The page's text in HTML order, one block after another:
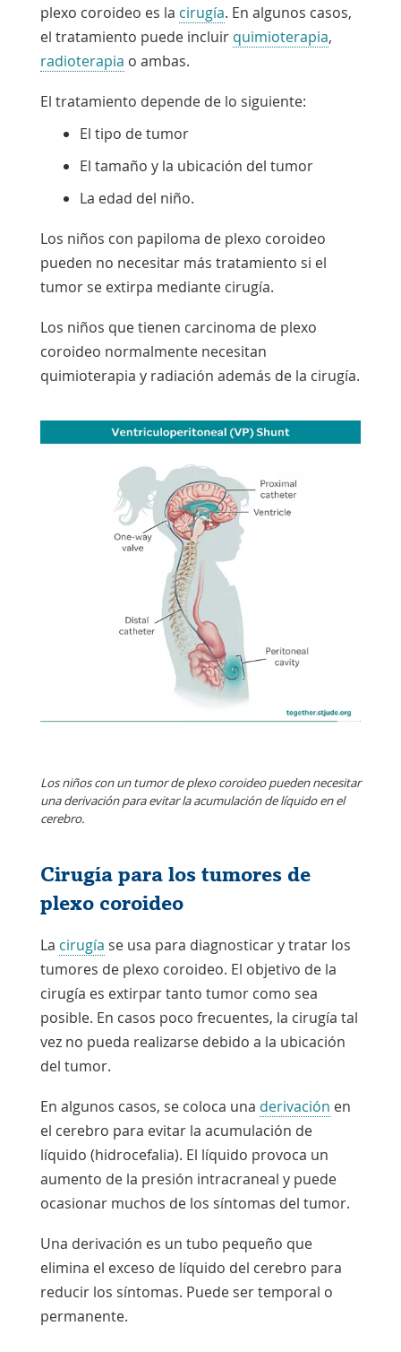
plexo coroideo es la cirugía. En algunos casos,
el tratamiento puede incluir quimioterapia,
radioterapia o ambas.
El tratamiento depende de lo siguiente:
El tipo de tumor
El tamaño y la ubicación del tumor
La edad del niño.
Los niños con papiloma de plexo coroideo
pueden no necesitar más tratamiento si el
tumor se extirpa mediante cirugía.
Los niños que tienen carcinoma de plexo
coroideo normalmente necesitan
quimioterapia y radiación además de la cirugía.
Los niños con un tumor de plexo coroideo pueden necesitar
una derivación para evitar la acumulación de líquido en el
cerebro.
Cirugía para los tumores de
plexo coroideo
La cirugía se usa para diagnosticar y tratar los
tumores de plexo coroideo. El objetivo de la
cirugía es extirpar tanto tumor como sea
posible. En casos poco frecuentes, la cirugía tal
vez no pueda realizarse debido a la ubicación
del tumor.
En algunos casos, se coloca una derivación en
el cerebro para evitar la acumulación de
líquido (hidrocefalia). El líquido provoca un
aumento de la presión intracraneal y puede
ocasionar muchos de los síntomas del tumor.
Una derivación es un tubo pequeño que
elimina el exceso de líquido del cerebro para
reducir los síntomas. Puede ser temporal o
permanente.